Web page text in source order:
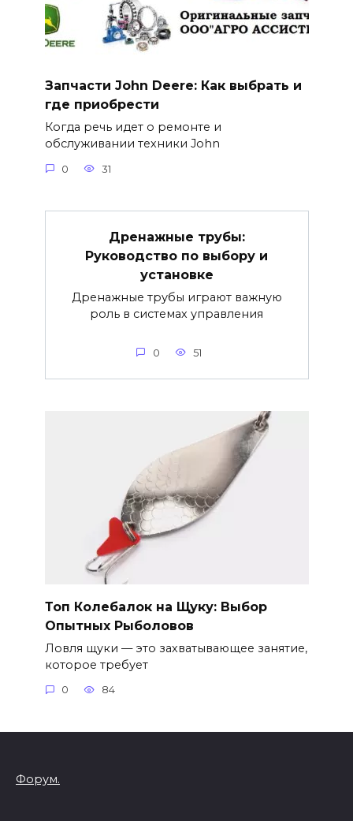
Запчасти John Deere: Как выбрать и
где приобрести
Когда речь идет о ремонте и
обслуживании техники John
0 31
Дренажные трубы:
Руководство по выбору и
установке
Дренажные трубы играют важную
роль в системах управления
0 51
Топ Колебалок на Щуку: Выбор
Опытных Рыболовов
Ловля щуки — это захватывающее занятие,
которое требует
0 84
Форум.